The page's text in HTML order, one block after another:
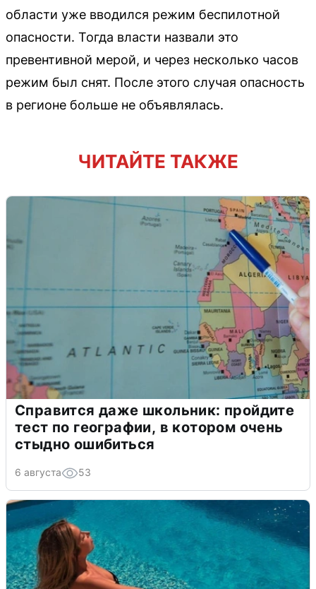
области уже вводился режим беспилотной
опасности. Тогда власти назвали это
превентивной мерой, и через несколько часов
режим был снят. После этого случая опасность
в регионе больше не объявлялась.
ЧИТАЙТЕ ТАКЖЕ
Справится даже школьник: пройдите
тест по географии, в котором очень
стыдно ошибиться
6 августа 53